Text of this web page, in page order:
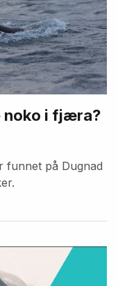
noko i fjæra?
funnet på Dugnad